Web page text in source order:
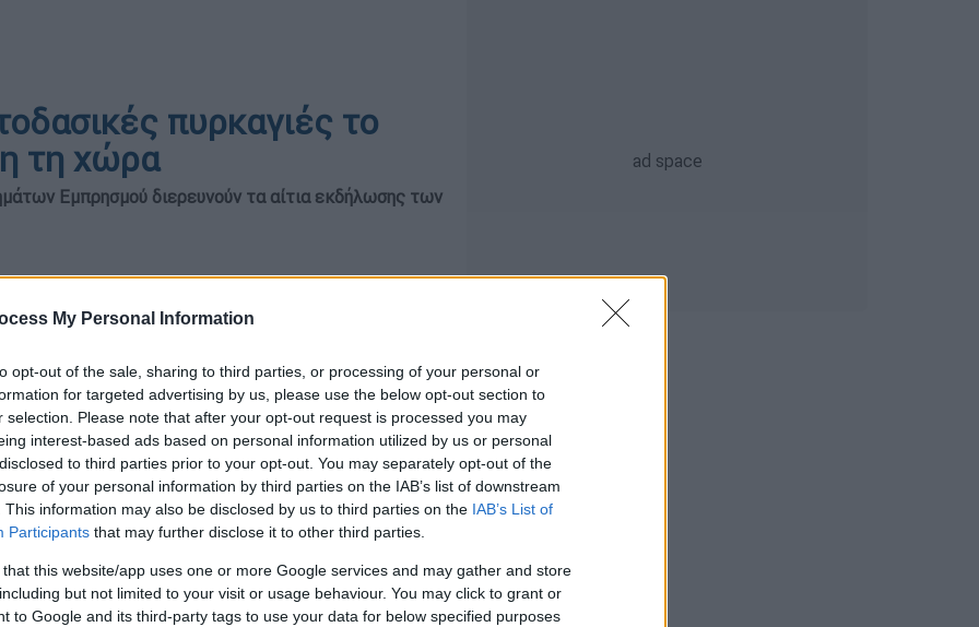
My Personal Information
opt-out of the sale, sharing to third parties, or processing of your personal or
for targeted advertising by us, please use the below opt-out section to
selection. Please note that after your opt-out request is processed you may
interest-based ads based on personal information utilized by us or personal
to third parties prior to your opt-out. You may separately opt-out of the
of your personal information by third parties on the IAB’s list of downstream
This information may also be disclosed by us to third parties on the IAB’s List of
Participants that may further disclose it to other third parties.
that this website/app uses one or more Google services and may gather and store
but not limited to your visit or usage behaviour. You may click to grant or
to Google and its third-party tags to use your data for below specified purposes
πυρκαγιές το
τη χώρα
Εμπρησμού διερευνούν τα αίτια εκδήλωσης των